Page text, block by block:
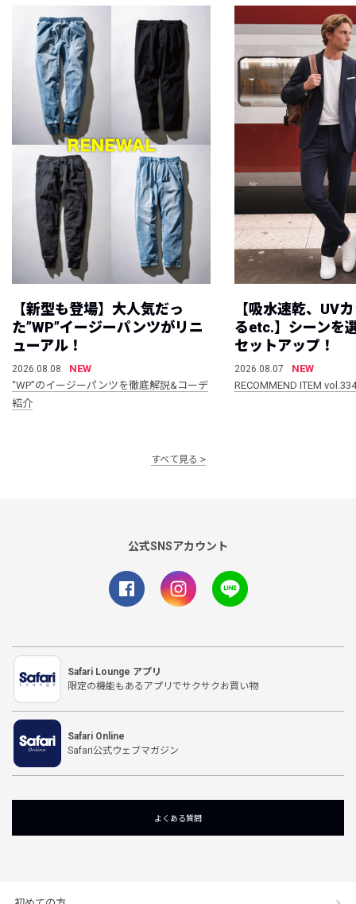
【新型も登場】大人気だっ
た”WP”イージーパンツがリニ
ューアル！
2026.08.08
NEW
“WP”のイージーパンツを徹底解説&コーデ
紹介
【吸水速乾、UV
るetc.】シーンを
セットアップ！
2026.08.07
NEW
RECOMMEND ITEM vol.334
すべて見る
公式SNSアカウント
Safari Lounge アプリ
限定の機能もあるアプリでサクサクお買い物
Safari Online
Safari公式ウェブマガジン
よくある質問